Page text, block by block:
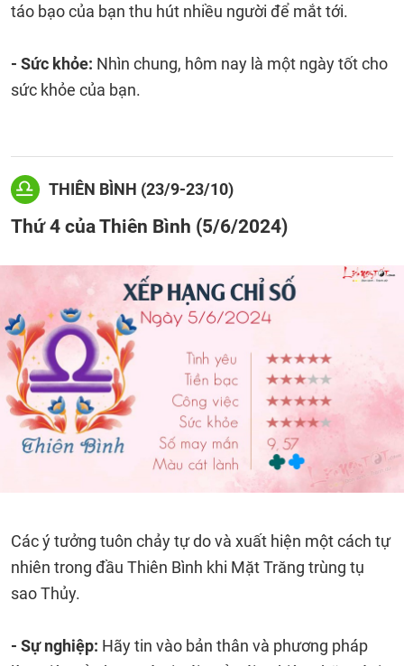
táo bạo của bạn thu hút nhiều người để mắt tới.
- Sức khỏe: Nhìn chung, hôm nay là một ngày tốt cho
sức khỏe của bạn.
THIÊN BÌNH (23/9-23/10)
Thứ 4 của Thiên Bình (5/6/2024)
Các ý tưởng tuôn chảy tự do và xuất hiện một cách tự
nhiên trong đầu Thiên Bình khi Mặt Trăng trùng tụ
sao Thủy.
- Sự nghiệp: Hãy tin vào bản thân và phương pháp